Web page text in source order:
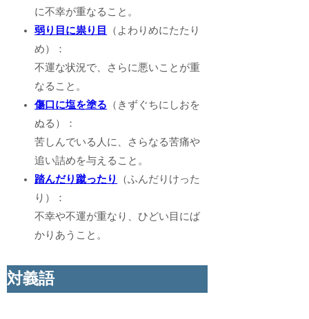
に不幸が重なること。
弱り目に祟り目
（よわりめにたたり
め）：
不運な状況で、さらに悪いことが重
なること。
傷口に塩を塗る （きずぐちにしおを
ぬる）：
苦しんでいる人に、さらなる苦痛や
追い詰めを与えること。
踏んだり蹴ったり
（ふんだりけった
り）：
不幸や不運が重なり、ひどい目にば
かりあうこと。
対義語